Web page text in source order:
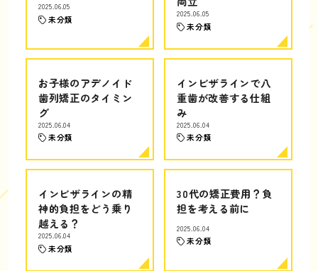
2025.06.05
未分類
2025.06.05
未分類
お子様のアデノイド
歯列矯正のタイミン
グ
2025.06.04
未分類
インビザラインで八
重歯が改善する仕組
み
2025.06.04
未分類
インビザラインの精
神的負担をどう乗り
越える？
2025.06.04
未分類
30代の矯正費用？負
担を考える前に
2025.06.04
未分類